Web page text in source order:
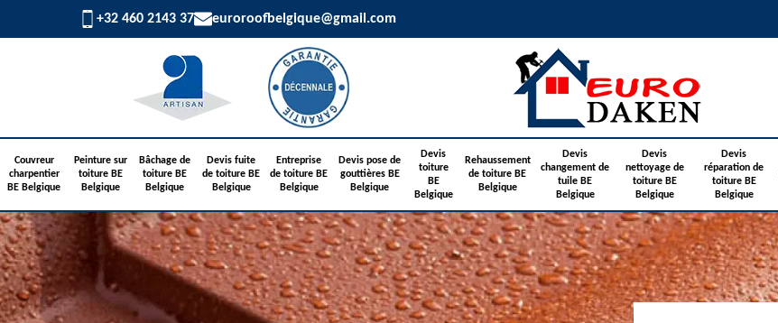
+32 460 2143 37 euroroofbelgique@gmail.com
Couvreur
charpentier
BE Belgique
Peinture sur
toiture BE
Belgique
Bâchage de
toiture BE
Belgique
Devis fuite
de toiture BE
Belgique
Entreprise
de toiture BE
Belgique
Devis pose de
gouttières BE
Belgique
Devis
toiture
BE
Belgique
Rehaussement
de toiture BE
Belgique
Devis
changement de
tuile BE
Belgique
Devis
nettoyage de
toiture BE
Belgique
Devis
réparation de
toiture BE
Belgique